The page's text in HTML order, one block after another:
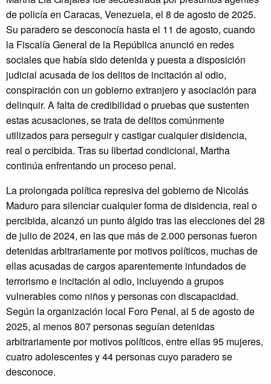
de policía en Caracas, Venezuela, el 8 de agosto de 2025.
Su paradero se desconocía hasta el 11 de agosto, cuando
la Fiscalía General de la República anunció en redes
sociales que había sido detenida y puesta a disposición
judicial acusada de los delitos de incitación al odio,
conspiración con un gobierno extranjero y asociación para
delinquir. A falta de credibilidad o pruebas que sustenten
estas acusaciones, se trata de delitos comúnmente
utilizados para perseguir y castigar cualquier disidencia,
real o percibida. Tras su libertad condicional, Martha
continúa enfrentando un proceso penal.
La prolongada política represiva del gobierno de Nicolás
Maduro para silenciar cualquier forma de disidencia, real o
percibida, alcanzó un punto álgido tras las elecciones del 28
de julio de 2024, en las que más de 2.000 personas fueron
detenidas arbitrariamente por motivos políticos, muchas de
ellas acusadas de cargos aparentemente infundados de
terrorismo e incitación al odio, incluyendo a grupos
vulnerables como niños y personas con discapacidad.
Según la organización local Foro Penal, al 5 de agosto de
2025, al menos 807 personas seguían detenidas
arbitrariamente por motivos políticos, entre ellas 95 mujeres,
cuatro adolescentes y 44 personas cuyo paradero se
desconoce.